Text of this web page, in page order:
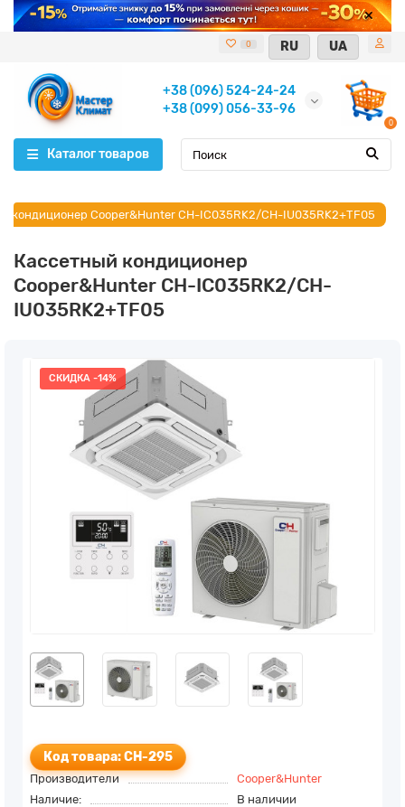
0 RU UA
+38 (096) 524-24-24
+38 (099) 056-33-96
0
Каталог товаров
кондиционер Cooper&Hunter CH-IC035RK2/CH-IU035RK2+TF05
Кассетный кондиционер
Cooper&Hunter CH-IC035RK2/CH-
IU035RK2+TF05
СКИДКА -14%
Код товара: CH-295
Производители
Cooper&Hunter
Наличие:
В наличии